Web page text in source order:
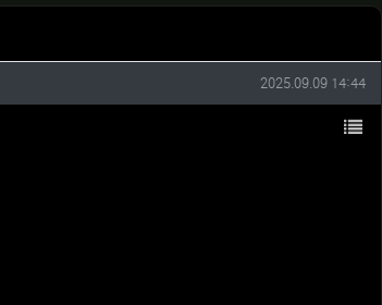
작성일
2025.09.09 14:44
목